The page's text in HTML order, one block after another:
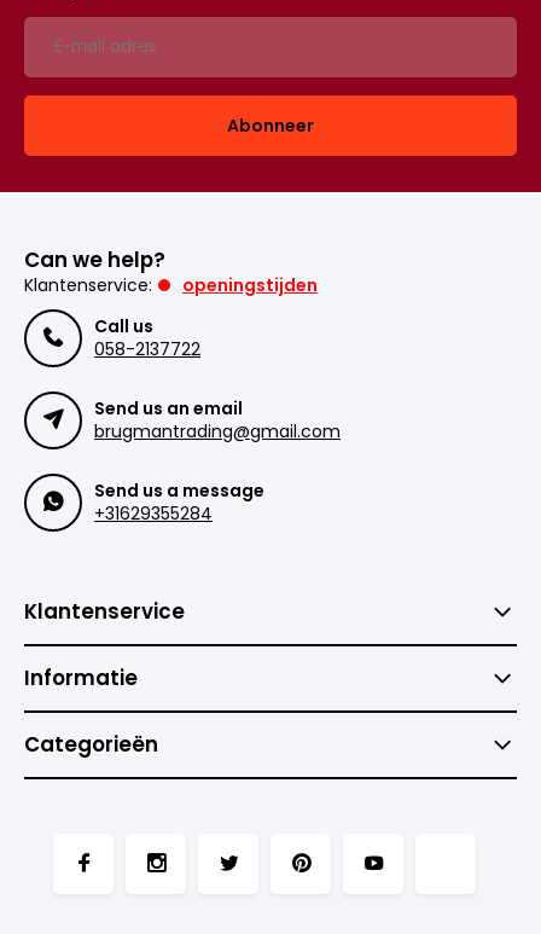
Abonneer
Can we help?
Klantenservice:
openingstijden
Call us
058-2137722
Send us an email
brugmantrading@gmail.com
Send us a message
+31629355284
Klantenservice
Informatie
Categorieën